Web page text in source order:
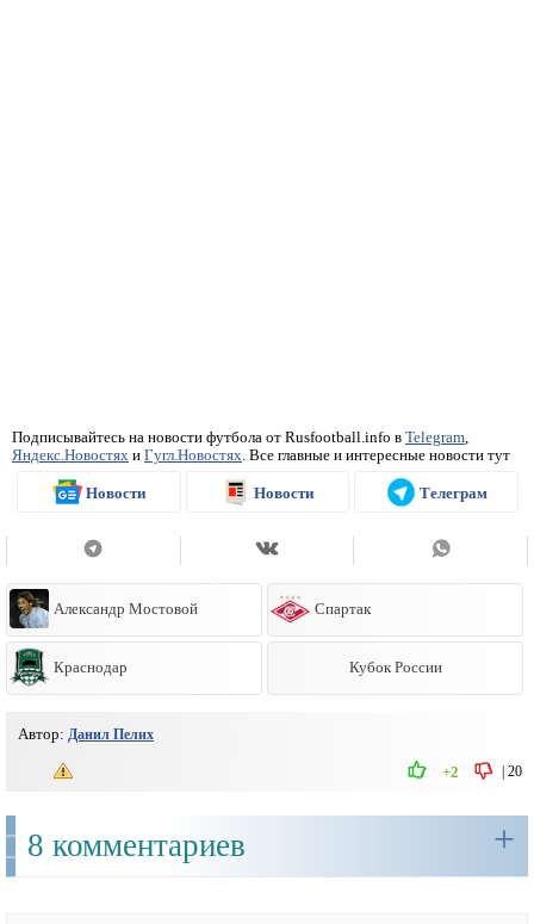
Подписывайтесь на новости футбола от Rusfootball.info в Telegram
Яндекс.Новостях и Гугл.Новостях . Все главные и интересные новости тут
Новости Новости Телеграм
Александр Мостовой Спартак
Краснодар Кубок России
Автор: Данил Пелих
| 20
+2
8 комментариев +